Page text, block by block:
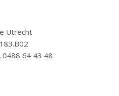
Utrecht
0488 64 43 48